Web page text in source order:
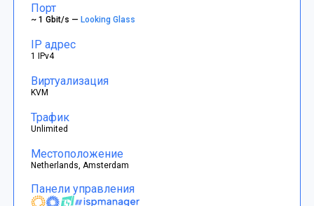
Порт
~ 1 Gbit/s —Looking Glass
IP адрес
1 IPv4
Виртуализация
KVM
Трафик
Unlimited
Местоположение
Netherlands, Amsterdam
Панели управления